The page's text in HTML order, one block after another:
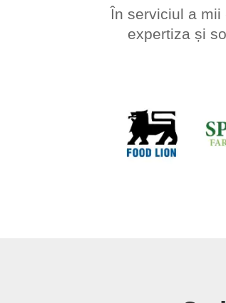
În serviciul a
expertiza și